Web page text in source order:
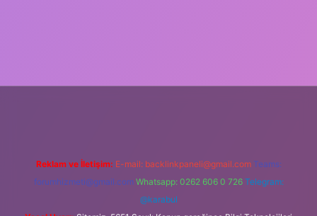
Reklam ve İletişim: E-mail: backlinkpaneli@gmail.com Teams:
forumhizmeti@gmail.com Whatsapp: 0262 606 0 726 Telegram:
@karabul